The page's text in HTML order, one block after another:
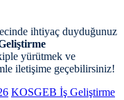
ihtiyaç duyduğunuz
yürütmek ve
iletişime geçebilirsiniz!
KOSGEB İş Geliştirme